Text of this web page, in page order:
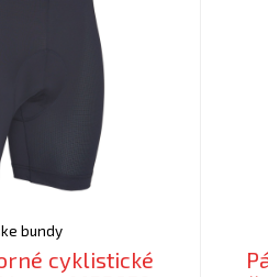
bundy
cyklistické